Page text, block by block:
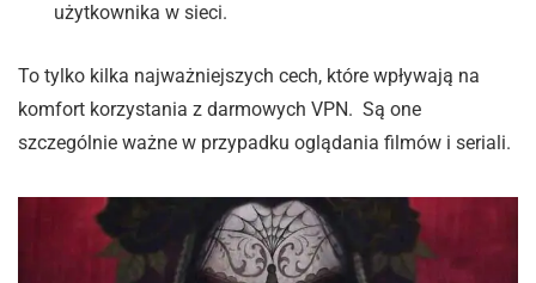
użytkownika w sieci.
To tylko kilka najważniejszych cech, które wpływają na
komfort korzystania z darmowych VPN. Są one
szczególnie ważne w przypadku oglądania filmów i seriali.